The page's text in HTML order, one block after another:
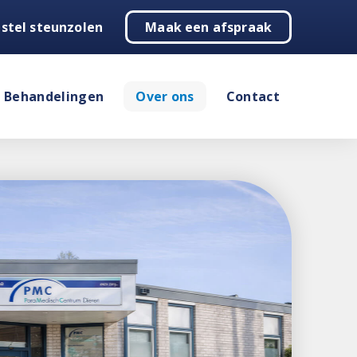
steunzolen Maak een afspraak
Behandelingen Over ons Contact